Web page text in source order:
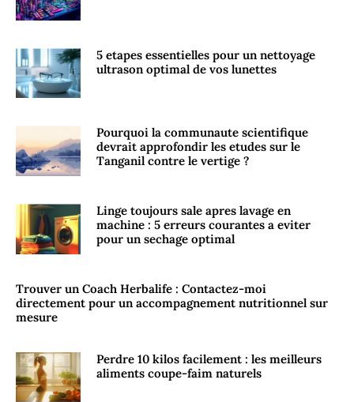
5 etapes essentielles pour un nettoyage
ultrason optimal de vos lunettes
Pourquoi la communaute scientifique
devrait approfondir les etudes sur le
Tanganil contre le vertige ?
Linge toujours sale apres lavage en
machine : 5 erreurs courantes a eviter
pour un sechage optimal
Trouver un Coach Herbalife : Contactez-moi
directement pour un accompagnement nutritionnel sur
mesure
Perdre 10 kilos facilement : les meilleurs
aliments coupe-faim naturels